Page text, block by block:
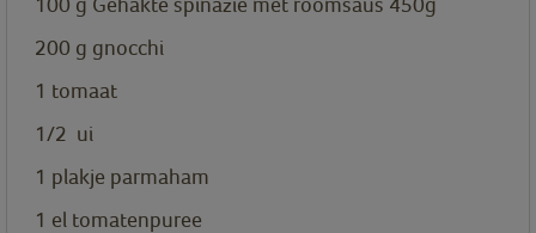
200 g gnocchi
1 tomaat
1/2 ui
1 plakje parmaham
1 el tomatenpuree